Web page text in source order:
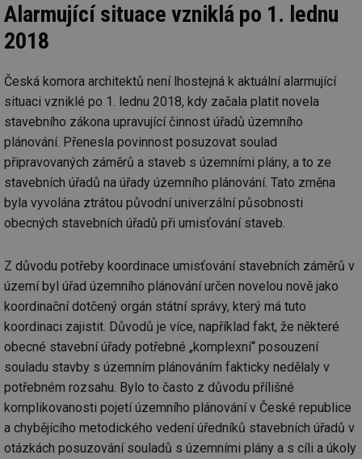
Alarmující situace vzniklá po 1. lednu
2018
Česká komora architektů není lhostejná k aktuální alarmující
situaci vzniklé po 1. lednu 2018, kdy začala platit novela
stavebního zákona upravující činnost úřadů územního
plánování. Přenesla povinnost posuzovat soulad
připravovaných záměrů a staveb s územními plány, a to ze
stavebních úřadů na úřady územního plánování. Tato změna
byla vyvolána ztrátou původní univerzální působnosti
obecných stavebních úřadů při umisťování staveb.
Z důvodu potřeby koordinace umisťování stavebních záměrů v
území byl úřad územního plánování určen novelou nově jako
koordinační dotčený orgán státní správy, který má tuto
koordinaci zajistit. Důvodů je více, například fakt, že některé
obecné stavební úřady potřebné „komplexní“ posouzení
souladu stavby s územním plánováním fakticky nedělaly v
potřebném rozsahu. Bylo to často z důvodu přílišné
komplikovanosti pojetí územního plánování v České republice
a chybějícího metodického vedení úředníků stavebních úřadů v
otázkách posuzování souladů s územními plány a s cíli a úkoly